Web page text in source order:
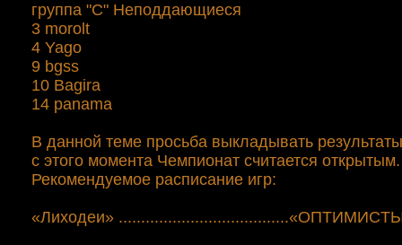
группа "С" Неподдающиеся
3 morolt
4 Yago
9 bgss
10 Bagirа
14 panama
В данной теме просьба выкладывать
с этого момента Чемпионат считается открытым.
Рекомендуемое расписание игр:
«Лиходеи» ......................................«ОПТИМИС